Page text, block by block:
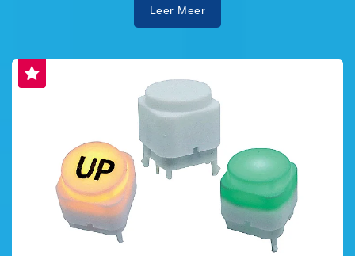
Leer Meer